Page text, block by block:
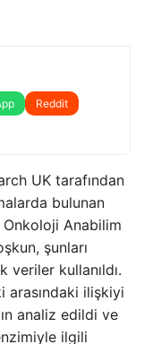
Reddit
UK tarafından
bulunan
Onkoloji Anabilim
şunları
veriler kullanıldı.
arasındaki ilişkiyi
analiz edildi ve
ilgili